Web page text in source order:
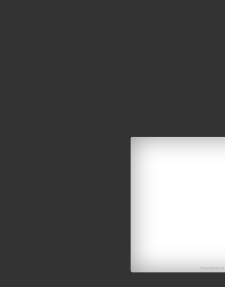
POWERED